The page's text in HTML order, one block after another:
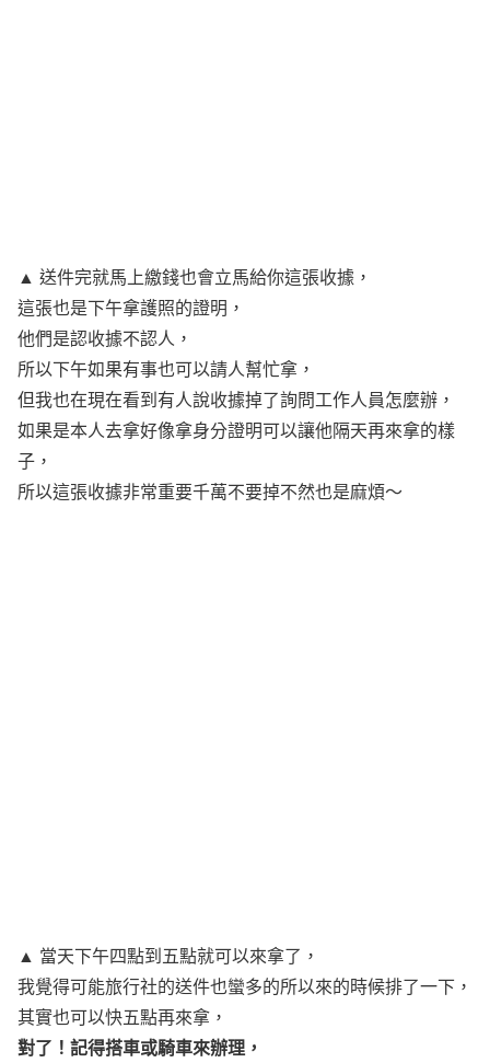
▲ 送件完就馬上繳錢也會立馬給你這張收據，
這張也是下午拿護照的證明，
他們是認收據不認人，
所以下午如果有事也可以請人幫忙拿，
但我也在現在看到有人說收據掉了詢問工作人員怎麼辦，
如果是本人去拿好像拿身分證明可以讓他隔天再來拿的樣
子，
所以這張收據非常重要千萬不要掉不然也是麻煩～
▲ 當天下午四點到五點就可以來拿了，
我覺得可能旅行社的送件也蠻多的所以來的時候排了一下，
其實也可以快五點再來拿，
對了！記得搭車或騎車來辦理，